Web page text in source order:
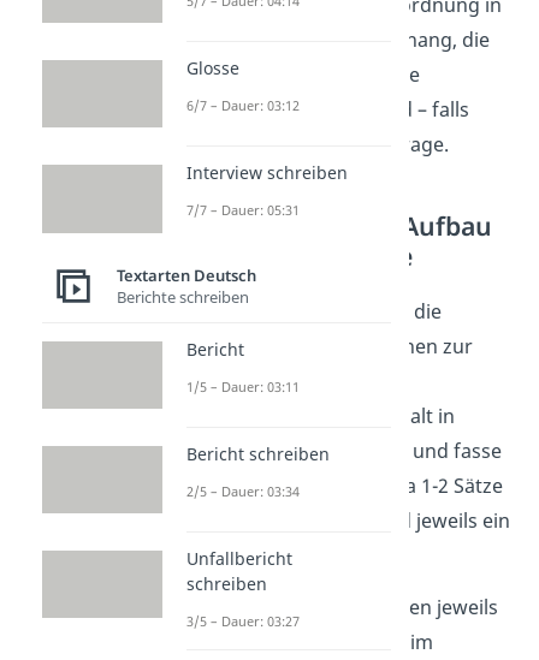
den Gesamtzusammenhang, die
Figurenkonstellation, die
Gesprächssituation und – falls
gefordert – die Zusatzfrage.
Inhaltskern und Aufbau
in Sinnabschnitte
ImInhaltskern
fasst du die
wichtigsten Informationen zur
vorliegenden Szene
Gib den Inhalt in
eigenen Worten wieder und fasse
dich kurz: Das sind etwa 1-2 Sätze
für den Inhaltskern und jeweils ein
Satz pro Sinnabschnitt.
geben jeweils
einen neuen Gedanken im
Glosse
6/7 – Dauer: 03:12
Interview schreiben
7/7 – Dauer: 05:31
Textarten Deutsch
Berichte schreiben
Bericht
1/5 – Dauer: 03:11
Bericht schreiben
2/5 – Dauer: 03:34
Unfallbericht
schreiben
3/5 – Dauer: 03:27